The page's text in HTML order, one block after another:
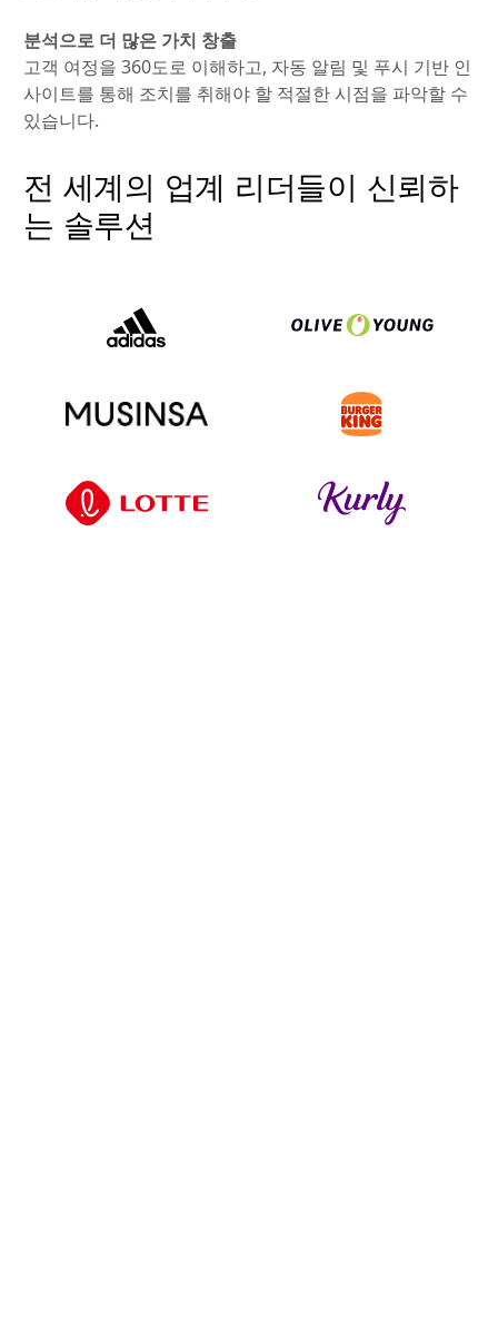
분석으로 더 많은 가치 창출
고객 여정을 360도로 이해하고, 자동 알림 및 푸시 기반 인
사이트를 통해 조치를 취해야 할 적절한 시점을 파악할 수
있습니다.
전 세계의 업계 리더들이 신뢰하
는 솔루션